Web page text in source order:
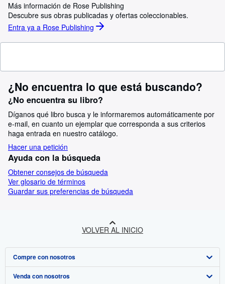
Más información de Rose Publishing
Descubre sus obras publicadas y ofertas coleccionables.
Entra ya a Rose Publishing
¿No encuentra lo que está buscando?
¿No encuentra su libro?
Díganos qué libro busca y le informaremos automáticamente por
e-mail, en cuanto un ejemplar que corresponda a sus criterios
haga entrada en nuestro catálogo.
Hacer una petición
Ayuda con la búsqueda
Obtener consejos de búsqueda
Ver glosario de términos
Guardar sus preferencias de búsqueda
VOLVER AL INICIO
Compre con nosotros
Búsqueda avanzada
Venda con nosotros